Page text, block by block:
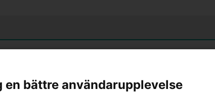
en bättre användarupplevelse